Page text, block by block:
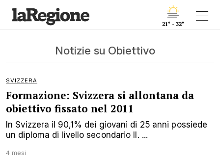
21° - 32°
Notizie su Obiettivo
SVIZZERA
Formazione: Svizzera si allontana da
obiettivo fissato nel 2011
In Svizzera il 90,1% dei giovani di 25 anni possiede
un diploma di livello secondario II. ...
4 mesi